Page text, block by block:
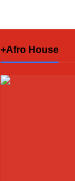
+Afro House